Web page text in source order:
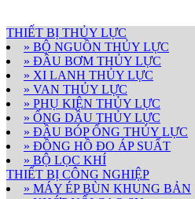
THIẾT BỊ THỦY LỰC
» BỘ NGUỒN THỦY LỰC
» ĐẦU BƠM THỦY LỰC
» XI LANH THỦY LỰC
» VAN THỦY LỰC
» PHỤ KIỆN THỦY LỰC
» ỐNG DẦU THỦY LỰC
» ĐẦU BÓP ỐNG THỦY LỰC
» ĐỒNG HỒ ĐO ÁP SUẤT
» BỘ LỌC KHÍ
THIẾT BỊ CÔNG NGHIỆP
» MÁY ÉP BÙN KHUNG BẢN